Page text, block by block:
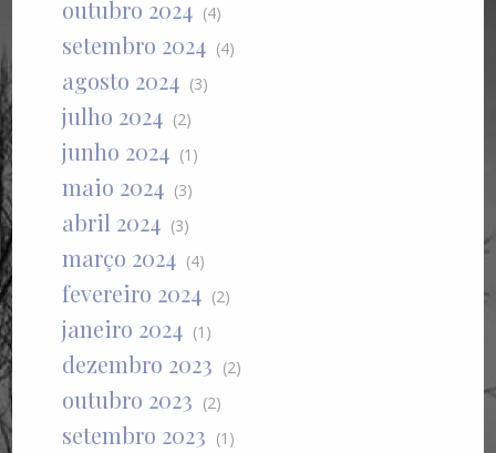
outubro 2024 (4)
setembro 2024 (4)
agosto 2024 (3)
julho 2024 (2)
junho 2024 (1)
maio 2024 (3)
abril 2024 (3)
março 2024 (4)
fevereiro 2024 (2)
janeiro 2024 (1)
dezembro 2023 (2)
outubro 2023 (2)
setembro 2023 (1)